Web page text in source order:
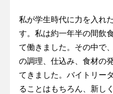
私が学生時代に力を入れ
す。私は約一年半の間飲
て働きました。その中で
の調理、仕込み、食材の
てきました。バイトリー
ることはもちろん、新し